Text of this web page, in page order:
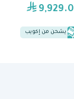
يشحن من إكويب